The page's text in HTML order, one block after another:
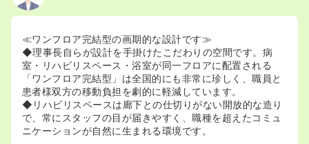
≪ワンフロア完結型の画期的な設計です≫
◆理事長自らが設計を手掛けたこだわりの空間です。病
室・リハビリスペース・浴室が同一フロアに配置される
「ワンフロア完結型」は全国的にも非常に珍しく、職員と
患者様双方の移動負担を劇的に軽減しています。
◆リハビリスペースは廊下との仕切りがない開放的な造り
で、常にスタッフの目が届きやすく、職種を超えたコミュ
ニケーションが自然に生まれる環境です。